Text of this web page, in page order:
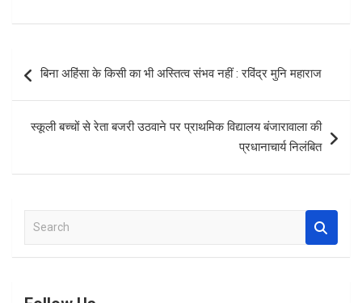
ce
o
o
k
at
s
A
p
p
ar
e
navigation
बिना अहिंसा के किसी का भी अस्तित्व संभव नहीं : रविंद्र मुनि महाराज
स्कूली बच्चों से रेता बजरी उठवाने पर प्राथमिक विद्यालय बंजारावाला की
प्रधानाचार्य निलंबित
a